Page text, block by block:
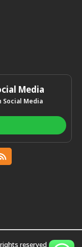
Media
Social Media
reserved